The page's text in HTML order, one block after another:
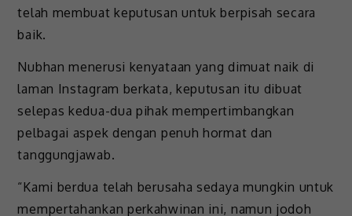
telah membuat keputusan untuk berpisah secara
baik.
Nubhan menerusi kenyataan yang dimuat naik di
laman Instagram berkata, keputusan itu dibuat
selepas kedua-dua pihak mempertimbangkan
pelbagai aspek dengan penuh hormat dan
tanggungjawab.
“Kami berdua telah berusaha sedaya mungkin untuk
mempertahankan perkahwinan ini, namun jodoh